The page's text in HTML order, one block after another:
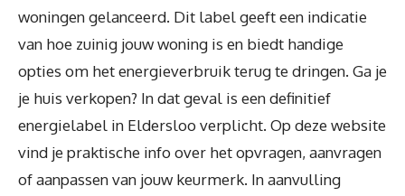
woningen gelanceerd. Dit label geeft een indicatie
van hoe zuinig jouw woning is en biedt handige
opties om het energieverbruik terug te dringen. Ga je
je huis verkopen? In dat geval is een definitief
energielabel in Eldersloo verplicht. Op deze website
vind je praktische info over het opvragen, aanvragen
of aanpassen van jouw keurmerk. In aanvulling